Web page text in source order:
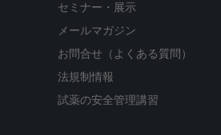
セミナー・展示
メールマガジン
お問合せ（よくある質問）
法規制情報
試薬の安全管理講習